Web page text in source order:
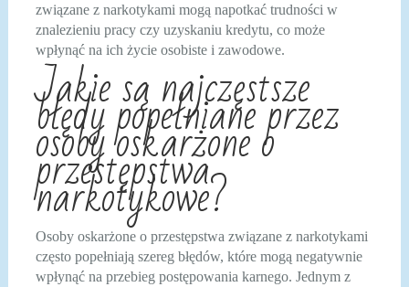
związane z narkotykami mogą napotkać trudności w
znalezieniu pracy czy uzyskaniu kredytu, co może
wpłynąć na ich życie osobiste i zawodowe.
Jakie są najczęstsze
błędy popełniane przez
osoby oskarżone o
przestępstwa
narkotykowe?
Osoby oskarżone o przestępstwa związane z narkotykami
często popełniają szereg błędów, które mogą negatywnie
wpłynąć na przebieg postępowania karnego. Jednym z